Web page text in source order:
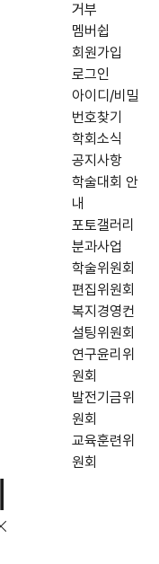
거부
멤버쉽
회원가입
로그인
아이디/비밀
번호찾기
학회소식
공지사항
학술대회 안
내
포토갤러리
분과사업
학술위원회
편집위원회
복지경영컨
설팅위원회
연구윤리위
원회
발전기금위
원회
교육훈련위
원회